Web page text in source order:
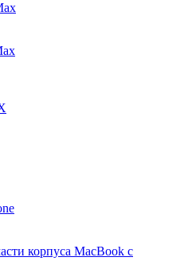
корпуса MacBook с